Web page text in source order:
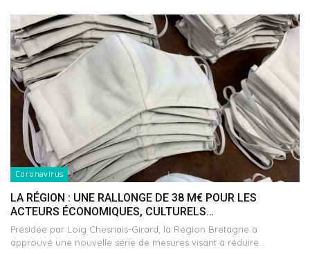
Coronavirus
LA RÉGION : UNE RALLONGE DE 38 M€ POUR LES
ACTEURS ÉCONOMIQUES, CULTURELS…
Présidée par Loïg Chesnais-Girard, la Région Bretagne a
approuvé une nouvelle série de mesures visant à réduire…